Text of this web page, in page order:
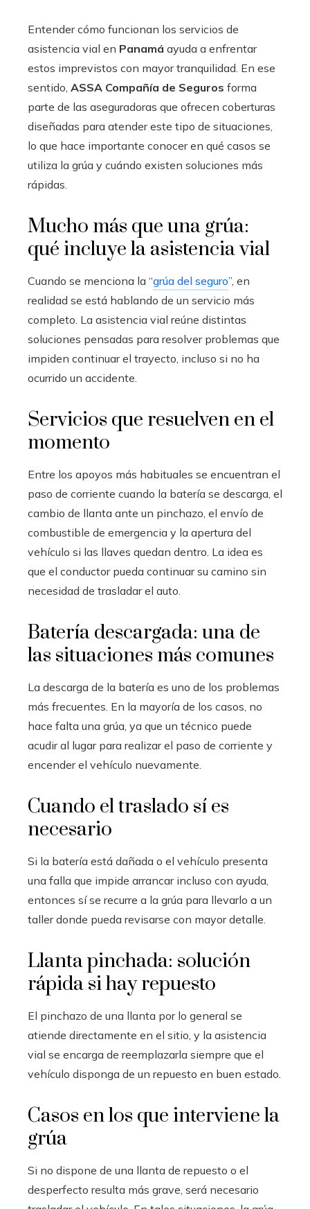
Entender cómo funcionan los servicios de
asistencia vial en Panamá ayuda a enfrentar
estos imprevistos con mayor tranquilidad. En ese
sentido, ASSA Compañía de Seguros forma
parte de las aseguradoras que ofrecen coberturas
diseñadas para atender este tipo de situaciones,
lo que hace importante conocer en qué casos se
utiliza la grúa y cuándo existen soluciones más
rápidas.
Mucho más que una grúa:
qué incluye la asistencia vial
Cuando se menciona la “grúa del seguro”, en
realidad se está hablando de un servicio más
completo. La asistencia vial reúne distintas
soluciones pensadas para resolver problemas que
impiden continuar el trayecto, incluso si no ha
ocurrido un accidente.
Servicios que resuelven en el
momento
Entre los apoyos más habituales se encuentran el
paso de corriente cuando la batería se descarga, el
cambio de llanta ante un pinchazo, el envío de
combustible de emergencia y la apertura del
vehículo si las llaves quedan dentro. La idea es
que el conductor pueda continuar su camino sin
necesidad de trasladar el auto.
Batería descargada: una de
las situaciones más comunes
La descarga de la batería es uno de los problemas
más frecuentes. En la mayoría de los casos, no
hace falta una grúa, ya que un técnico puede
acudir al lugar para realizar el paso de corriente y
encender el vehículo nuevamente.
Cuando el traslado sí es
necesario
Si la batería está dañada o el vehículo presenta
una falla que impide arrancar incluso con ayuda,
entonces sí se recurre a la grúa para llevarlo a un
taller donde pueda revisarse con mayor detalle.
Llanta pinchada: solución
rápida si hay repuesto
El pinchazo de una llanta por lo general se
atiende directamente en el sitio, y la asistencia
vial se encarga de reemplazarla siempre que el
vehículo disponga de un repuesto en buen estado.
Casos en los que interviene la
grúa
Si no dispone de una llanta de repuesto o el
desperfecto resulta más grave, será necesario